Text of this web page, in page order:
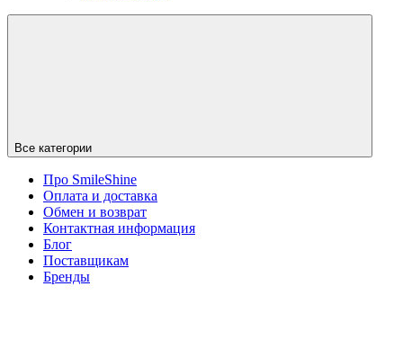
Все категории
Про SmileShine
Оплата и доставка
Обмен и возврат
Контактная информация
Блог
Поставщикам
Бренды